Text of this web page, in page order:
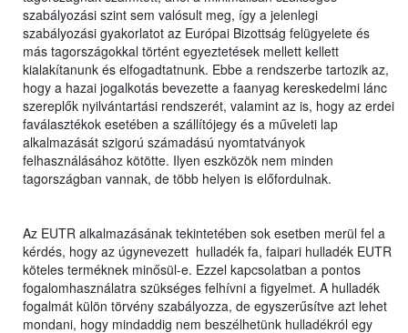
szabályozási szint sem valósult meg, így a jelenlegi
szabályozási gyakorlatot az Európai Bizottság felügyelete és
más tagországokkal történt egyeztetések mellett kellett
kialakítanunk és elfogadtatnunk. Ebbe a rendszerbe tartozik az,
hogy a hazai jogalkotás bevezette a faanyag kereskedelmi lánc
szereplők nyilvántartási rendszerét, valamint az is, hogy az erdei
faválasztékok esetében a szállítójegy és a műveleti lap
alkalmazását szigorú számadású nyomtatványok
felhasználásához kötötte. Ilyen eszközök nem minden
tagországban vannak, de több helyen is előfordulnak.
Az EUTR alkalmazásának tekintetében sok esetben merül fel a
kérdés, hogy az úgynevezett hulladék fa, faipari hulladék EUTR
köteles terméknek minősül-e. Ezzel kapcsolatban a pontos
fogalomhasználatra szükséges felhívni a figyelmet. A hulladék
fogalmát külön törvény szabályozza, de egyszerűsítve azt lehet
mondani, hogy mindaddig nem beszélhetünk hulladékról egy